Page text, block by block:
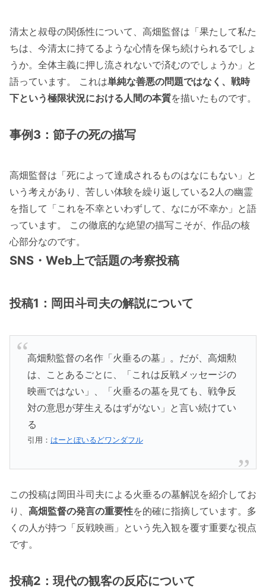
清太と叔母の関係性について、高畑監督は「果たして私た
ちは、今清太に持てるような心情を保ち続けられるでしょ
うか。全体主義に押し流されないで済むのでしょうか」と
語っています。 これは単純な善悪の問題ではなく、戦時
下という極限状況における人間の本質を描いたものです。
事例3：節子の死の描写
高畑監督は「死によって達成されるものはなにもない」と
いう考えがあり、苦しい体験を繰り返している2人の幽霊
を指して「これを不幸といわずして、なにが不幸か」と語
っています。 この徹底的な絶望の描写こそが、作品の核
心部分なのです。
SNS・Web上で話題の考察投稿
投稿1：岡田斗司夫の解説について
高畑勲監督の名作「火垂るの墓」。だが、高畑勲
は、ことあるごとに、「これは反戦メッセージの
映画ではない」、「火垂るの墓を見ても、戦争反
対の意思が芽生えるはずがない」と言い続けてい
る
引用： はーとぼいるどワンダフル
この投稿は岡田斗司夫による火垂るの墓解説を紹介してお
り、 高畑監督の発言の重要性を的確に指摘しています。多
くの人が持つ「反戦映画」という先入観を覆す重要な視点
です。
投稿2：現代の観客の反応について